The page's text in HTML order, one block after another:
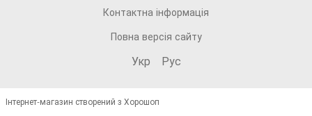
Контактна інформація
Повна версія сайту
Укр Рус
Інтернет-магазин створений з Хорошоп